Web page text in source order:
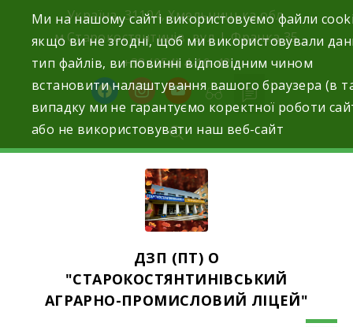
Україна, 31104, Хмельницька обл.
м.Старокостянтинів вул. І. Франка,35
+38 (054) 4-10-42
facebookinstagramyoutube
ДЗП (ПТ) О
"СТАРОКОСТЯНТИНІВСЬКИЙ
АГРАРНО-ПРОМИСЛОВИЙ ЛІЦЕЙ"
Ми на нашому сайті використовуємо файли
якщо ви не згодні, щоб ми використовували
тип файлів, ви повинні відповідним чином
встановити налаштування вашого браузера (в
випадку ми не гарантуємо коректної роботи
або не використовувати наш веб-сайт